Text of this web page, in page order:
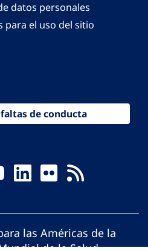
datos personales
para el uso del sitio
de conducta
las Américas de la